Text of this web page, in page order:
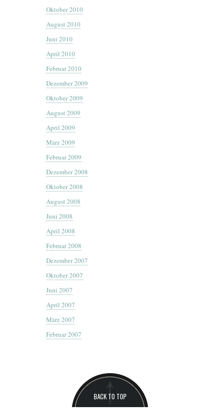
Oktober 2010
August 2010
Juni 2010
April 2010
Februar 2010
Dezember 2009
Oktober 2009
August 2009
April 2009
März 2009
Februar 2009
Dezember 2008
Oktober 2008
August 2008
Juni 2008
April 2008
Februar 2008
Dezember 2007
Oktober 2007
Juni 2007
April 2007
März 2007
Februar 2007
BACK TO TOP